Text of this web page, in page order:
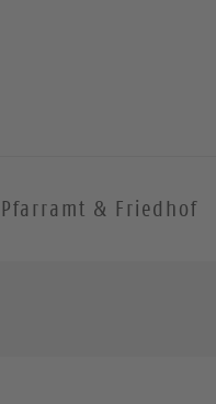
& Friedhof